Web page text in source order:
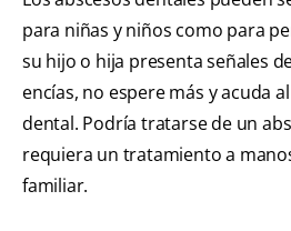
para niñas y niños como para
su hijo o hija presenta señales
encías, no espere más y acuda
dental. Podría tratarse de un
requiera un tratamiento a
familiar.